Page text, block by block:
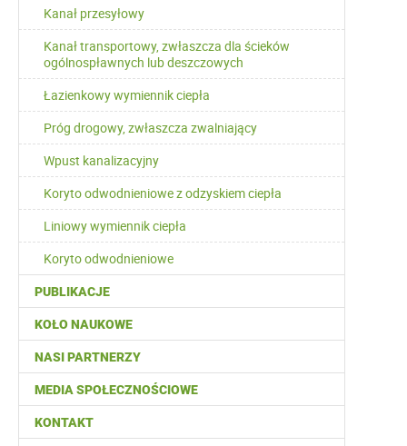
Kanał przesyłowy
Kanał transportowy, zwłaszcza dla ścieków
ogólnospławnych lub deszczowych
Łazienkowy wymiennik ciepła
Próg drogowy, zwłaszcza zwalniający
Wpust kanalizacyjny
Koryto odwodnieniowe z odzyskiem ciepła
Liniowy wymiennik ciepła
Koryto odwodnieniowe
PUBLIKACJE
KOŁO NAUKOWE
NASI PARTNERZY
MEDIA SPOŁECZNOŚCIOWE
KONTAKT